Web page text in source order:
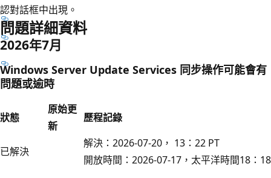
認對話框中出現。
問題詳細資料
2026年7月
Windows Server Update Services 同步操作可能會有
問題或逾時
狀態
原始更
新
歷程記錄
已解決
解決：2026-07-20， 13：22 PT
開放時間：2026-07-17，太平洋時間18：18